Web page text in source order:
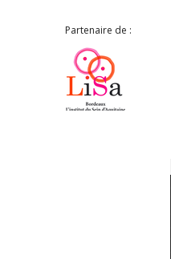
Partenaire de :